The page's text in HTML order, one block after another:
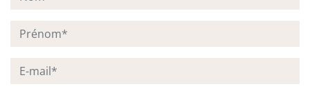
Prénom*
E-mail*